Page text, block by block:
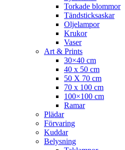
Torkade blommor
Tändsticksaskar
Oljelampor
Krukor
Vaser
Art & Prints
30×40 cm
40 x 50 cm
50 X 70 cm
70 x 100 cm
100×100 cm
Ramar
Plädar
Förvaring
Kuddar
Belysning